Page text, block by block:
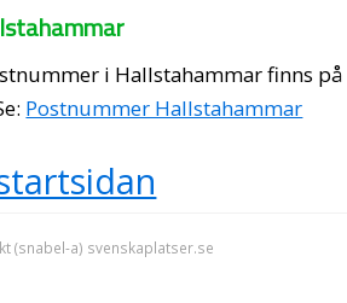
i Hallstahammar finns på
Postnummer Hallstahammar
(snabel-a) svenskaplatser.se